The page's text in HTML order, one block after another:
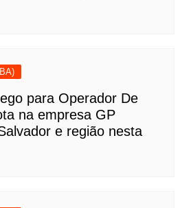
para Operador De
na empresa GP
e região nesta